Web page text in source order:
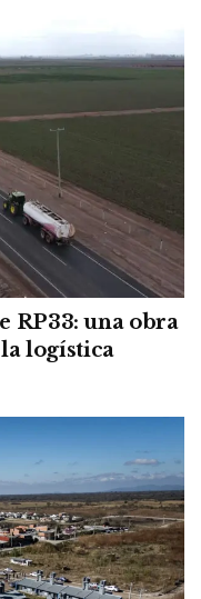
RP33: una obra
logística